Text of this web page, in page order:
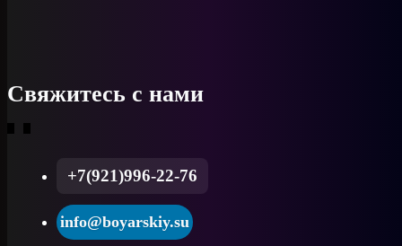
Свяжитесь с нами
+7(921)996-22-76
info@boyarskiy.su